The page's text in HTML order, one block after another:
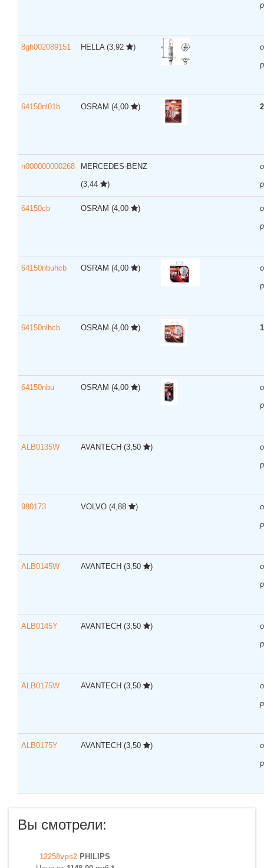
8gh002089151 HELLA (3,92 )
64150nl01b OSRAM (4,00 )
n000000000268
MERCEDES-BENZ
(3,44
)
64150cb OSRAM (4,00 )
64150nbuhcb OSRAM (4,00 )
64150nlhcb OSRAM (4,00 )
64150nbu OSRAM (4,00 )
ALB0135W AVANTECH (3,50 )
980173 VOLVO (4,88 )
ALB0145W AVANTECH (3,50 )
ALB0145Y AVANTECH (3,50 )
ALB0175W AVANTECH (3,50 )
ALB0175Y AVANTECH (3,50 )
Вы смотрели:
12258vps2 PHILIPS